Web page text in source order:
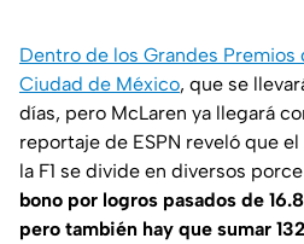
Dentro de los Grandes Premios
Ciudad de México, que se
días, pero McLaren ya llegará
reportaje de ESPN reveló que
la F1 se divide en diversos
bono por logros pasados de
pero también hay que sumar